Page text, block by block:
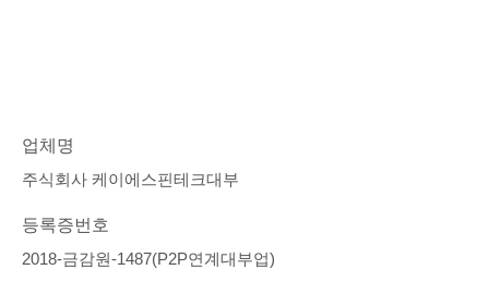
업체명
주식회사 케이에스핀테크대부
등록증번호
2018-금감원-1487(P2P연계대부업)